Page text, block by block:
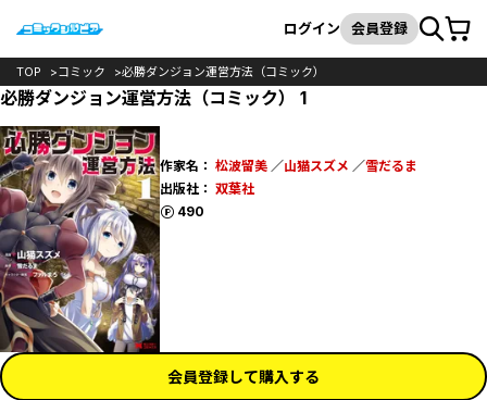
検索
ログイン 会員登録カート
TOP コミック 必勝ダンジョン運営方法（コミック）
必勝ダンジョン運営方法（コミック） 1
作家名： 松波留美／山猫スズメ ／雪だるま
出版社： 双葉社
490
ポイント
会員登録して購入する